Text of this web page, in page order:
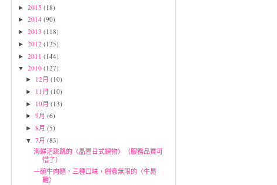
► 2015 (18)
► 2014 (90)
► 2013 (118)
► 2012 (125)
► 2011 (144)
▼ 2010 (127)
► 12月(10)
► 11月(10)
► 10月(13)
►9月(6)
►8月(5)
▼7月(83)
海鮮活跳跳的〈晶屋日式鍋物〉（服務品質可
惜了）
一碗牛肉麵，三種口味，創意無限的〈牛易
館〉